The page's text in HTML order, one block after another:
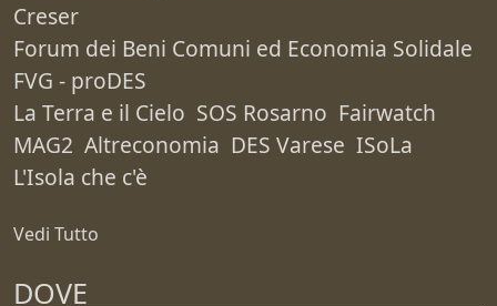
Creser
Forum dei Beni Comuni ed Economia Solidale
FVG - proDES
La Terra e il Cielo SOS Rosarno Fairwatch
MAG2 Altreconomia DES Varese ISoLa
L'Isola che c'è
Vedi Tutto
DOVE